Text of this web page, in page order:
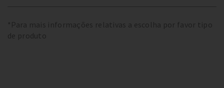
*Para mais informações relativas a escolha por favor tipo
de produto